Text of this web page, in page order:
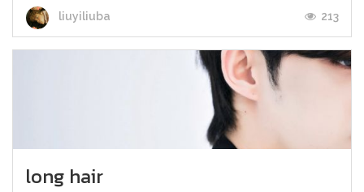
liuyiliuba 213
long hair